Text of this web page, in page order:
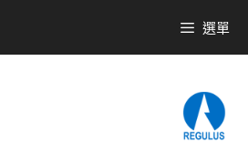
內
選單